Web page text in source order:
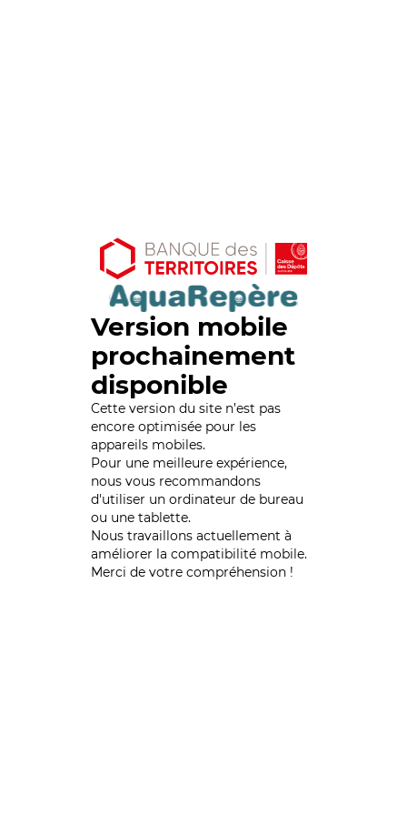
Version mobile
prochainement
disponible
Cette version du site n’est pas
encore optimisée pour les
appareils mobiles.
Pour une meilleure expérience,
nous vous recommandons
d'utiliser un ordinateur de bureau
ou une tablette.
Nous travaillons actuellement à
améliorer la compatibilité mobile.
Merci de votre compréhension !